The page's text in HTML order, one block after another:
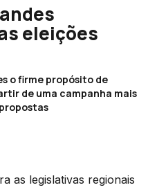
eleições
o firme propósito de
de uma campanha mais
as legislativas regionais